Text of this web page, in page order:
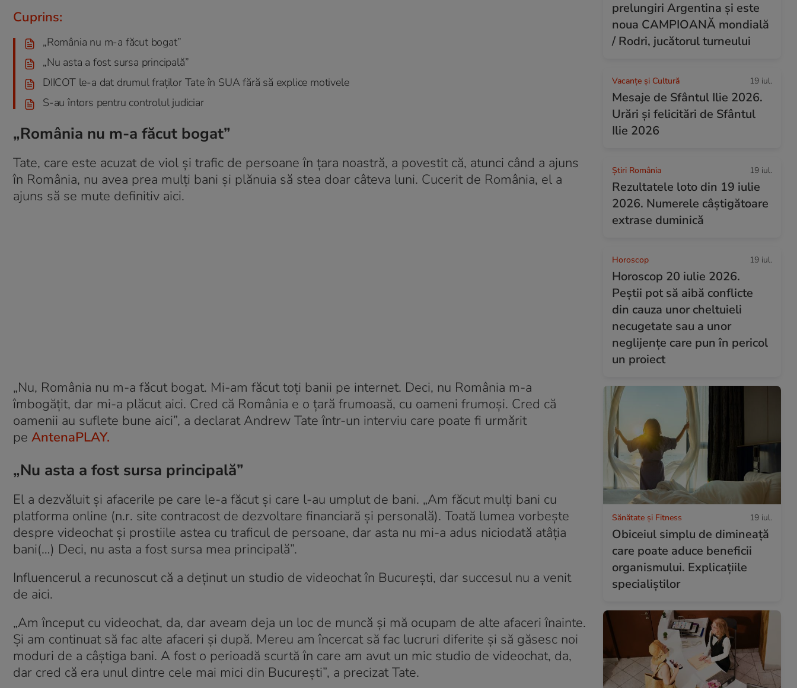
Cuprins:
„România nu m-a făcut bogat”
„Nu asta a fost sursa principală”
DIICOT le-a dat drumul fraților Tate în SUA fără să explice motivele
S-au întors pentru controlul judiciar
„România nu m-a făcut bogat”
Tate, care este acuzat de viol și trafic de persoane în țara noastră, a povestit că, atunci când a ajuns
în România, nu avea prea mulți bani și plănuia să stea doar câteva luni. Cucerit de România, el a
ajuns să se mute definitiv aici.
„Nu, România nu m-a făcut bogat. Mi-am făcut toți banii pe internet. Deci, nu România m-a
îmbogățit, dar mi-a plăcut aici. Cred că România e o țară frumoasă, cu oameni frumoși. Cred că
oamenii au suflete bune aici”, a declarat Andrew Tate într-un interviu care poate fi urmărit
pe AntenaPLAY.
„Nu asta a fost sursa principală”
El a dezvăluit și afacerile pe care le-a făcut și care l-au umplut de bani. „Am făcut mulți bani cu
platforma online (n.r. site contracost de dezvoltare financiară şi personală). Toată lumea vorbește
despre videochat și prostiile astea cu traficul de persoane, dar asta nu mi-a adus niciodată atâția
bani(…) Deci, nu asta a fost sursa mea principală”.
Influencerul a recunoscut că a deținut un studio de videochat în București, dar succesul nu a venit
de aici.
„Am început cu videochat, da, dar aveam deja un loc de muncă și mă ocupam de alte afaceri înainte.
Și am continuat să fac alte afaceri și după. Mereu am încercat să fac lucruri diferite și să găsesc noi
moduri de a câștiga bani. A fost o perioadă scurtă în care am avut un mic studio de videochat, da,
dar cred că era unul dintre cele mai mici din București”, a precizat Tate.
prelungiri Argentina și este
noua CAMPIOANĂ mondială
/ Rodri, jucătorul turneului
Vacanțe și Cultură 19 iul.
Mesaje de Sfântul Ilie 2026.
Urări și felicitări de Sfântul
Ilie 2026
Știri România 19 iul.
Rezultatele loto din 19 iulie
2026. Numerele câștigătoare
extrase duminică
Horoscop 19 iul.
Horoscop 20 iulie 2026.
Peștii pot să aibă conflicte
din cauza unor cheltuieli
necugetate sau a unor
neglijențe care pun în pericol
un proiect
Sănătate și Fitness 19 iul.
Obiceiul simplu de dimineață
care poate aduce beneficii
organismului. Explicațiile
specialiștilor